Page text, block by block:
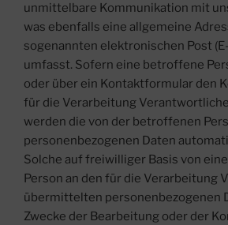
unmittelbare Kommunikation mit
was ebenfalls eine allgemeine
sogenannten elektronischen Post
umfasst. Sofern eine betroffene
oder über ein Kontaktformular den
für die Verarbeitung
werden die von der betroffenen
personenbezogenen Daten
Solche auf freiwilliger Basis von
Person an den für die Verarbeitung
übermittelten personenbezogenen
Zwecke der Bearbeitung oder der